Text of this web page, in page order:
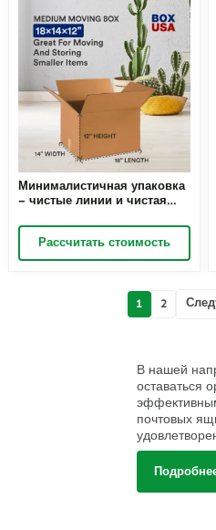
Минималистичная упаковка
– чистые линии и чистая
взгляд на презентацию
продукта с помощью
минимализма
Рассчитать стоимость
1 2
В нашей
оставаться
почтовых
важных